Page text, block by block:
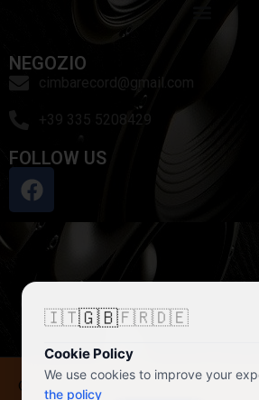
NEGOZIO
cimbarecord@gmail.com
+39 335 5208429
FOLLOW US
© 2026 Cimbarecord di Alessandro
🇮🇹🇬🇧🇫🇷🇩🇪
Cookie Policy
We use cookies to improve your
the policy